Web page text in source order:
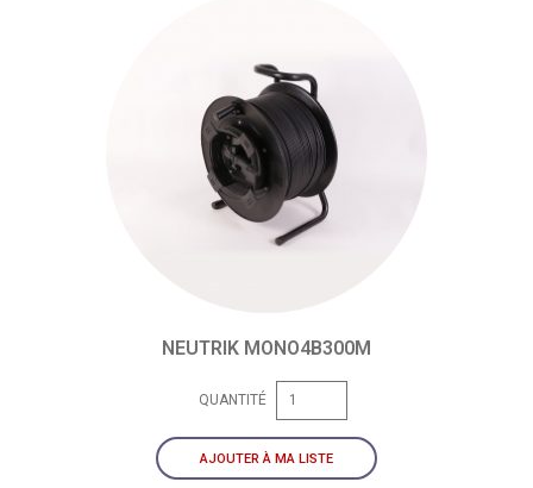
NEUTRIK MONO4B300M
QUANTITÉ
AJOUTER À MA LISTE